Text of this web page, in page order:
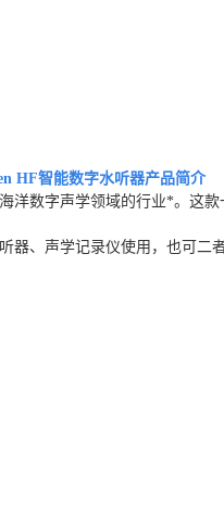
HF智能数字水听器产品简介
洋数字声学领域的行业*。这
器、声学记录仪使用，也可二